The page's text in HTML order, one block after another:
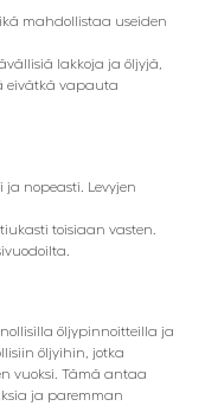
mahdollistaa useiden
lakkoja ja öljyjä,
eivätkä vapauta
nopeasti. Levyjen
toisiaan vasten.
öljypinnoitteilla ja
öljyihin, jotka
vuoksi. Tämä antaa
ja paremman